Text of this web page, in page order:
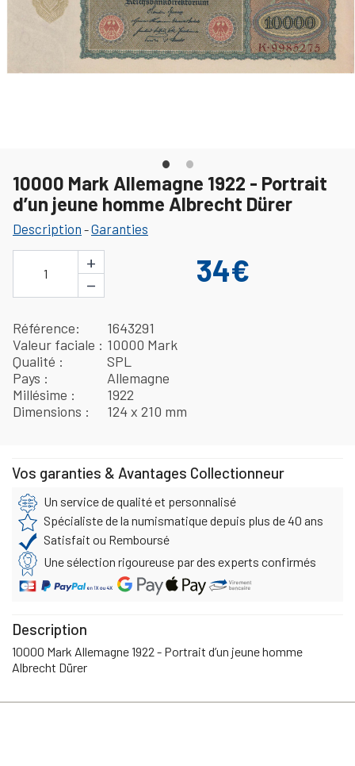
10000 Mark Allemagne 1922 - Portrait
d’un jeune homme Albrecht Dürer
Description -Garanties
1
+
−
34€
Référence
1643291
Valeur faciale
10000 Mark
Qualité
SPL
Pays
Allemagne
Millésime
1922
Dimensions
124 x 210 mm
Vos garanties & Avantages Collectionneur
Un service de qualité et personnalisé
Spécialiste de la numismatique depuis plus de 40 ans
Satisfait ou Remboursé
Une sélection rigoureuse par des experts confirmés
Description
10000 Mark Allemagne 1922 - Portrait d’un jeune homme
Albrecht Dürer